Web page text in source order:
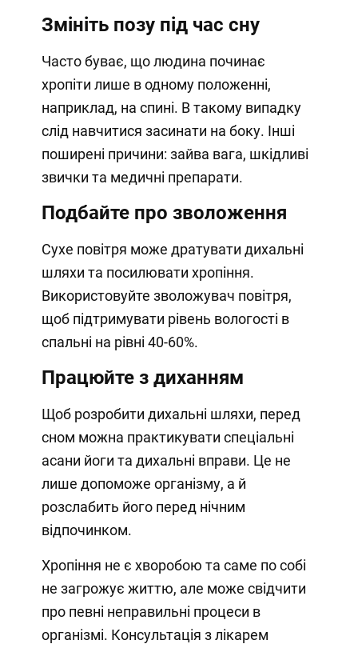
Змініть позу під час сну
Часто буває, що людина починає
хропіти лише в одному положенні,
наприклад, на спині. В такому випадку
слід навчитися засинати на боку. Інші
поширені причини: зайва вага, шкідливі
звички та медичні препарати.
Подбайте про зволоження
Сухе повітря може дратувати дихальні
шляхи та посилювати хропіння.
Використовуйте зволожувач повітря,
щоб підтримувати рівень вологості в
спальні на рівні 40-60%.
Працюйте з диханням
Щоб розробити дихальні шляхи, перед
сном можна практикувати спеціальні
асани йоги та дихальні вправи. Це не
лише допоможе організму, а й
розслабить його перед нічним
відпочинком.
Хропіння не є хворобою та саме по собі
не загрожує життю, але може свідчити
про певні неправильні процеси в
організмі. Консультація з лікарем